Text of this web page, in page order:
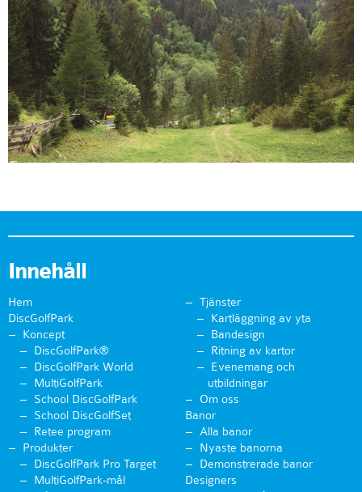
Innehåll
Hem
DiscGolfPark
Koncept
DiscGolfPark®
DiscGolfPark World
MultiGolfPark
School DiscGolfPark
School DiscGolfSet
Retee program
Produkter
DiscGolfPark Pro Target
MultiGolfPark-mål
Tjänster
Kartläggning av yta
Bandesign
Ritning av kartor
Evenemang och
utbildningar
Om oss
Banor
Alla banor
Nyaste banorna
Demonstrerade banor
Designers